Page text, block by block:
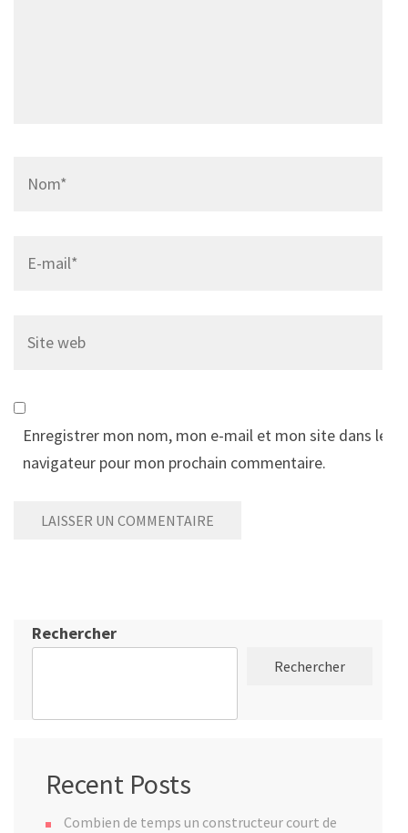
web
Enregistrer mon nom, mon e-mail et mon site dans le
navigateur pour mon prochain commentaire.
Rechercher
Rechercher
Recent Posts
Combien de temps un constructeur court de